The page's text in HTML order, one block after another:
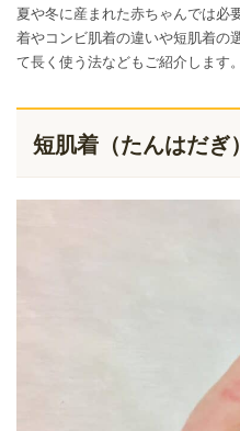
夏や冬に産まれた赤ちゃんでは必
着やコンビ肌着の違いや短肌着の
て長く使う法などもご紹介します。
短肌着（たんはだぎ